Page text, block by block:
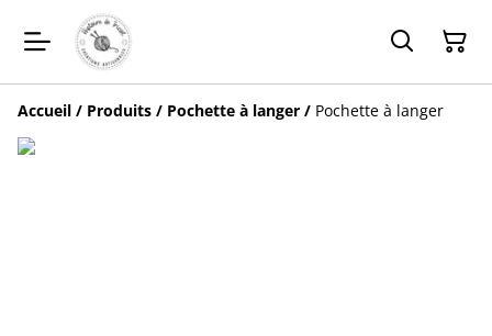
Accueil / Produits / Pochette à langer / Pochette à langer